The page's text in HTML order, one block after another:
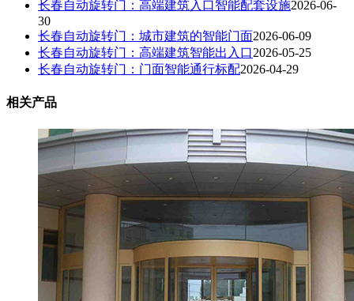
长春自动旋转门：高端建筑入口智能配套设施2026-06-
30
长春自动旋转门：城市建筑的智能门面2026-06-09
长春自动旋转门：高端建筑智能出入口2026-05-25
长春自动旋转门：门面智能通行标配2026-04-29
相关产品